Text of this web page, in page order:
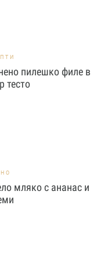
пилешко филе в
тесто
мляко с ананас и